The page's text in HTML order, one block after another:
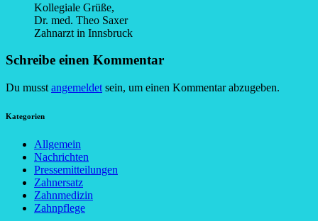
Kollegiale Grüße,
Dr. med. Theo Saxer
Zahnarzt in Innsbruck
Schreibe einen Kommentar
Du musst angemeldet sein, um einen Kommentar abzugeben.
Kategorien
Allgemein
Nachrichten
Pressemitteilungen
Zahnersatz
Zahnmedizin
Zahnpflege